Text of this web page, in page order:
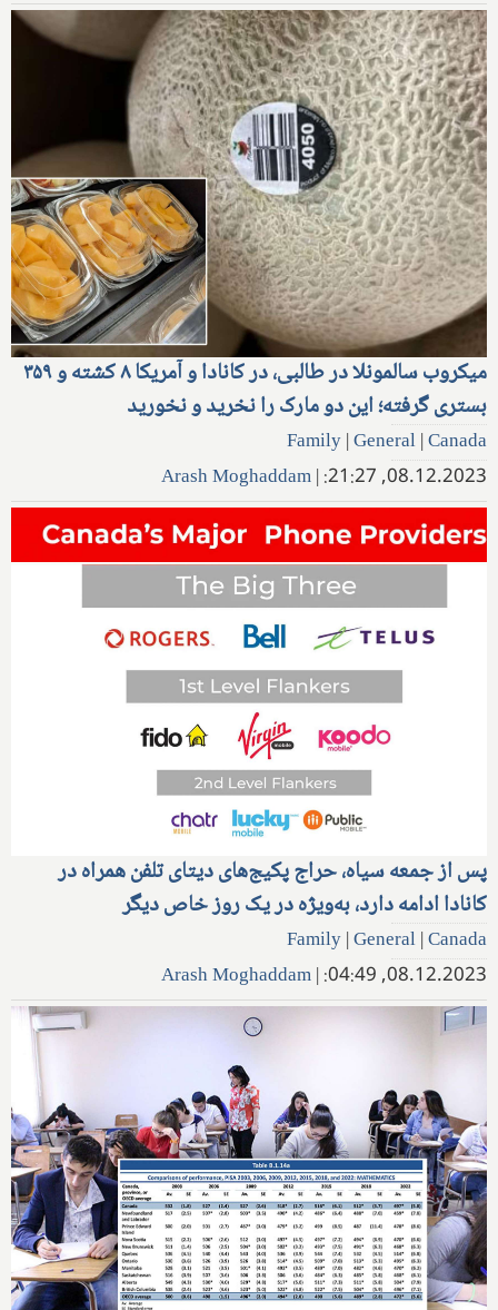
میکروب سالمونلا در طالبی، در کانادا و آمریکا ۸ کشته و ۳۵۹
بستری گرفته؛ این دو مارک را نخرید و نخورید
Family|General|Canada
08.12.2023, 21:27:
|
Arash Moghaddam
پس از جمعه سیاه، حراج پکیج‌های دیتای تلفن همراه در
کانادا ادامه دارد، به‌ویژه در یک روز خاص دیگر
Family|General|Canada
08.12.2023, 04:49:
|
Arash Moghaddam